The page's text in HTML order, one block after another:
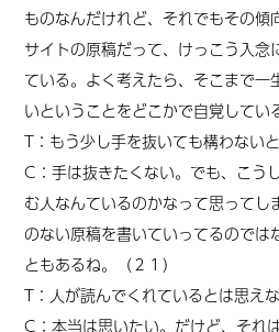
ものなんだけれど、それでもその傾
サイトの原稿だって、けっこう入念
ている。よく考えたら、そこまで一
いということをどこかで自覚してい
T：もう少し手を抜いても構わない
C：手は抜きたくない。でも、こう
む人なんているのかなって思ってし
のない原稿を書いていってるのでは
ともあるね。（２１）
T：人が読んでくれているとは思えな
C：本当は思いたい。だけど、それ